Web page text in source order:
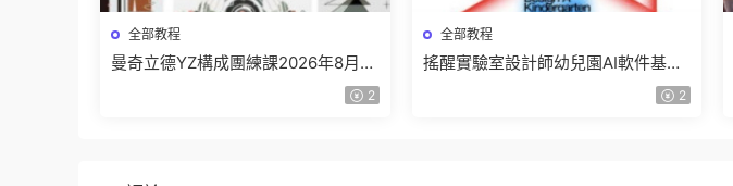
全部教程
曼奇立德YZ構成團練課2026年8月已
2
全部教程
搖醒實驗室設計師幼兒園AI軟件基礎
2